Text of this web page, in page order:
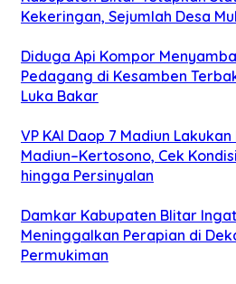
Kekeringan, Sejumlah Desa
Diduga Api Kompor
Pedagang di Kesamben
Luka Bakar
VP KAI Daop 7 Madiun
Madiun–Kertosono, Cek
hingga Persinyalan
Damkar Kabupaten Blitar
Meninggalkan Perapian di
Permukiman